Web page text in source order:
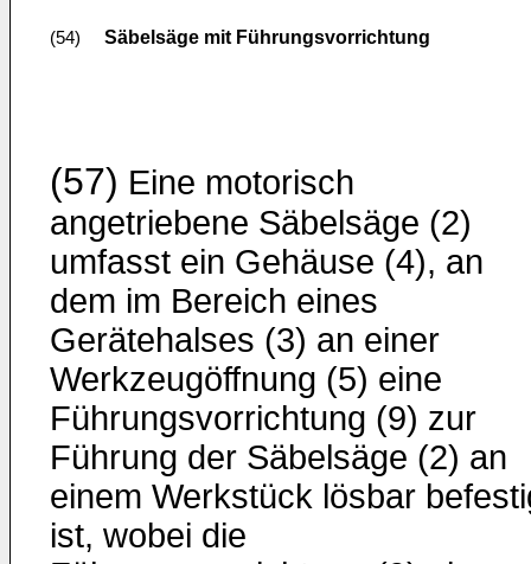
(54) Säbelsäge mit Führungsvorrichtung
(57) Eine motorisch
angetriebene Säbelsäge (2)
umfasst ein Gehäuse (4), an
dem im Bereich eines
Gerätehalses (3) an einer
Werkzeugöffnung (5) eine
Führungsvorrichtung (9) zur
Führung der Säbelsäge (2) an
einem Werkstück lösbar
ist, wobei die